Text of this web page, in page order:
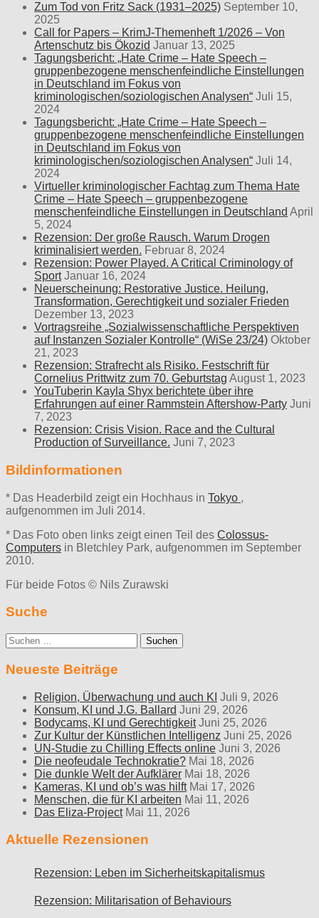
Zum Tod von Fritz Sack (1931–2025) September 10,
2025
Call for Papers – KrimJ-Themenheft 1/2026 – Von
Artenschutz bis Ökozid Januar 13, 2025
Tagungsbericht: „Hate Crime – Hate Speech –
gruppenbezogene menschenfeindliche Einstellungen
in Deutschland im Fokus von
kriminologischen/soziologischen Analysen“ Juli 15,
2024
Tagungsbericht: „Hate Crime – Hate Speech –
gruppenbezogene menschenfeindliche Einstellungen
in Deutschland im Fokus von
kriminologischen/soziologischen Analysen“ Juli 14,
2024
Virtueller kriminologischer Fachtag zum Thema Hate
Crime – Hate Speech – gruppenbezogene
menschenfeindliche Einstellungen in Deutschland April
5, 2024
Rezension: Der große Rausch. Warum Drogen
kriminalisiert werden. Februar 8, 2024
Rezension: Power Played. A Critical Criminology of
Sport Januar 16, 2024
Neuerscheinung: Restorative Justice. Heilung,
Transformation, Gerechtigkeit und sozialer Frieden
Dezember 13, 2023
Vortragsreihe „Sozialwissenschaftliche Perspektiven
auf Instanzen Sozialer Kontrolle“ (WiSe 23/24) Oktober
21, 2023
Rezension: Strafrecht als Risiko. Festschrift für
Cornelius Prittwitz zum 70. Geburtstag August 1, 2023
YouTuberin Kayla Shyx berichtete über ihre
Erfahrungen auf einer Rammstein Aftershow-Party Juni
7, 2023
Rezension: Crisis Vision. Race and the Cultural
Production of Surveillance. Juni 7, 2023
Bildinformationen
* Das Headerbild zeigt ein Hochhaus in Tokyo ,
aufgenommen im Juli 2014.
* Das Foto oben links zeigt einen Teil des Colossus-
Computers in Bletchley Park, aufgenommen im September
2010.
Für beide Fotos © Nils Zurawski
Suche
Suche
nach:
Neueste Beiträge
Religion, Überwachung und auch KI Juli 9, 2026
Konsum, KI und J.G. Ballard Juni 29, 2026
Bodycams, KI und Gerechtigkeit Juni 25, 2026
Zur Kultur der Künstlichen Intelligenz Juni 25, 2026
UN-Studie zu Chilling Effects online Juni 3, 2026
Die neofeudale Technokratie? Mai 18, 2026
Die dunkle Welt der Aufklärer Mai 18, 2026
Kameras, KI und ob’s was hilft Mai 17, 2026
Menschen, die für KI arbeiten Mai 11, 2026
Das Eliza-Project Mai 11, 2026
Aktuelle Rezensionen
Rezension: Leben im Sicherheitskapitalismus
Rezension: Militarisation of Behaviours